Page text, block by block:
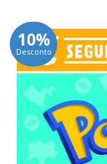
10%
Desconto